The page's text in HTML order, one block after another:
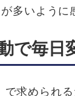
多いように
で毎日
求められ